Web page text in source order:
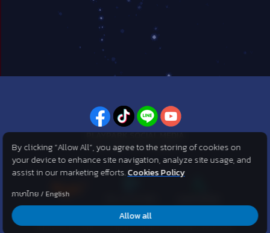
PLAYPARK SOCIAL MEDIA
ไม่พลาดทุกข่าวสารจาก PlayPark
©2007 KOG corporation . All Rights Reserved. ©2012 Asphere
Innovations Public Company Limited. All Rights Reserved.
By clicking “Allow All”, you agree to the storing of cookies on
your device to enhance site navigation, analyze site usage, and
assist in our marketing efforts.Cookies Policy
ภาษาไทย / English
Allow all